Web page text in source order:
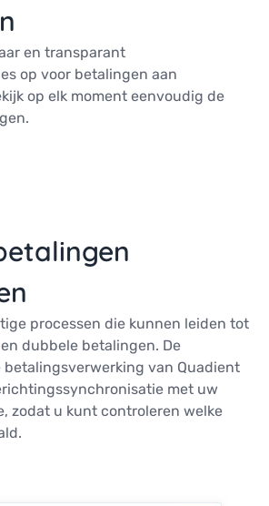
en transparant
op voor betalingen aan
op elk moment eenvoudig de
processen die kunnen leiden tot
dubbele betalingen. De
van Quadient
met uw
zodat u kunt controleren welke